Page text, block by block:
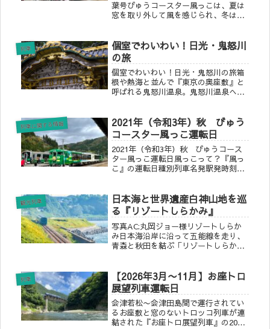
葉号びゅうコースター風っこは、夏は
窓を取り外して風を感じられ、冬は窓
車です。観光列車やツアーの貸切列車
として東北エリアの様々な路線で土日
を...
列車
個室でわいわい！日光・鬼怒川
の旅
個室でわいわい！日光・鬼怒川の旅箱
根や熱海と並んで『東京の奥座敷』と
呼ばれる鬼怒川温泉。鬼怒川温泉へは
個室で楽しく旅行はいかがですか？1日
目新宿駅（10：31発）スタート駅...
列車に関する情報
2021年（令和3年）秋 びゅう
コースター風っこ運転日
2021年（令和3年）秋 びゅうコース
ター風っこ運転日風っこって？『風っ
こ』の運転日種別列車名発駅発時刻着
12:1810/23.24.30.31・・会津川口
13:55会津若松1...
観光列車
日本海と世界遺産白神山地を巡
る『リゾートしらかみ』
写真AC:丸岡ジョー様リゾートしらか
み日本海沿岸に沿って五能線を走り、
青森と秋田を結ぶ「リゾートしらか
でき、車内では津軽三味線の演奏など
車内でのエンタメも充実しています。
青...
列車
【2026年3月〜11月】お座トロ
展望列車運転日
会津若松〜会津田島間で運行されてい
るお座敷と窓のないトロッコ列車が連
結された『お座トロ展望列車』の2023